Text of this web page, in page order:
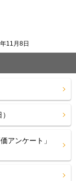
11月8日
アンケート」